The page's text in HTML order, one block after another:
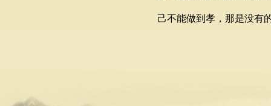
己不能做到孝，那是没有